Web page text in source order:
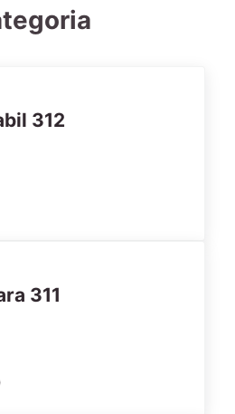
312
311